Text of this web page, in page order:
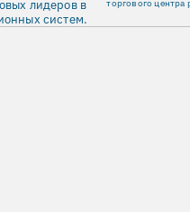
лидеров в
систем.
торгового